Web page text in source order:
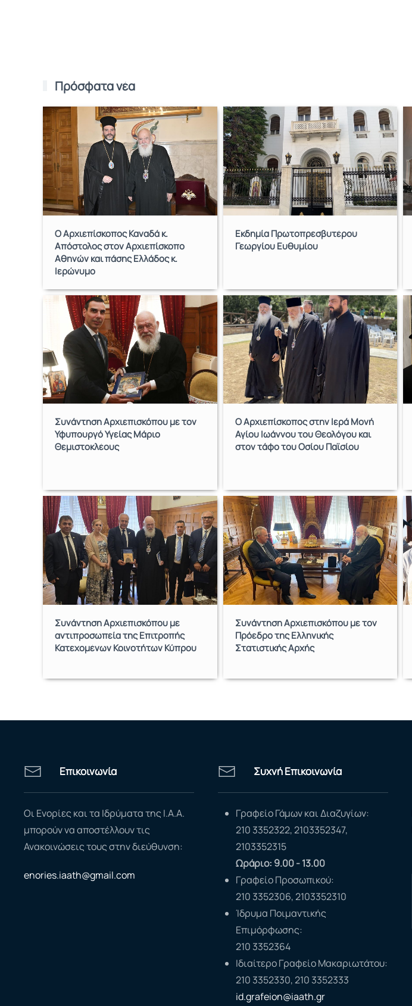
Πρόσφατα νέα
Ο Αρχιεπίσκοπος Καναδά κ.
Απόστολος στον Αρχιεπίσκοπο
Αθηνών και πάσης Ελλάδος κ.
Ιερώνυμο
Εκδημία Πρωτοπρεσβυτέρου
Γεωργίου Ευθυμίου
Συνάντηση Αρχιεπισκόπου με τον
Υφυπουργό Υγείας Μάριο
Θεμιστοκλέους
Ο Αρχιεπίσκοπος στην Ιερά Μονή
Αγίου Ιωάννου του Θεολόγου και
στον τάφο του Οσίου Παϊσίου
Συνάντηση Αρχιεπισκόπου με
αντιπροσωπεία της Επιτροπής
Κατεχομένων Κοινοτήτων Κύπρου
Συνάντηση Αρχιεπισκόπου με τον
Πρόεδρο της Ελληνικής
Στατιστικής Αρχής
Επικοινωνία
Οι Ενορίες και τα Ιδρύματα της Ι.Α.Α.
μπορούν να αποστέλλουν τις
Ανακοινώσεις τους στην διεύθυνση:
enories.iaath@gmail.com
Συχνή Επικοινωνία
Γραφείο Γάμων και Διαζυγίων:
210 3352322, 2103352347,
2103352315
Ωράριο: 9.00 - 13.00
Γραφείο Προσωπικού:
210 3352306, 2103352310
Ίδρυμα Ποιμαντικής
Επιμόρφωσης:
210 3352364
Ιδιαίτερο Γραφείο Μακαριωτάτου:
210 3352330, 210 3352333
id.grafeion@iaath.gr